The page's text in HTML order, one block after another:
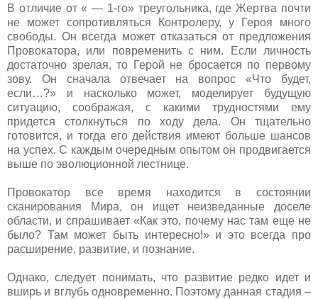
В отличие от « — 1-го» треугольника, где Жертва почти
не может сопротивляться Контролеру, у Героя много
свободы. Он всегда может отказаться от предложения
Провокатора, или повременить с ним. Если личность
достаточно зрелая, то Герой не бросается по первому
зову. Он сначала отвечает на вопрос «Что будет,
если…?» и насколько может, моделирует будущую
ситуацию, соображая, с какими трудностями ему
придется столкнуться по ходу дела. Он тщательно
готовится, и тогда его действия имеют больше шансов
на успех. С каждым очередным опытом он продвигается
выше по эволюционной лестнице.
Провокатор все время находится в состоянии
сканирования Мира, он ищет неизведанные доселе
области, и спрашивает «Как это, почему нас там еще не
было? Там может быть интересно!» и это всегда про
расширение, развитие, и познание.
Однако, следует понимать, что развитие редко идет и
вширь и вглубь одновременно. Поэтому данная стадия –